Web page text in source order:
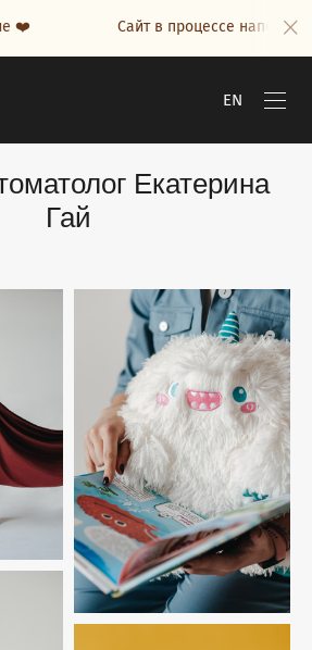
Сайт в процессе наполнения,
EN
Екатерина
Гай